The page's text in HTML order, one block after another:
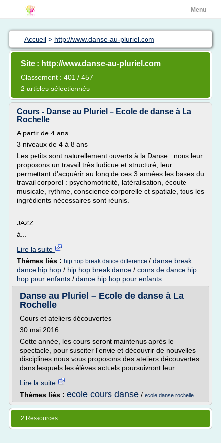
Menu
Accueil > http://www.danse-au-pluriel.com
Site : http://www.danse-au-pluriel.com
Classement : 401 / 457
2 articles sélectionnés
Cours - Danse au Pluriel – Ecole de danse à La
Rochelle
A partir de 4 ans
3 niveaux de 4 à 8 ans
Les petits sont naturellement ouverts à la Danse : nous leur
proposons un travail très ludique et structuré, leur
permettant d'acquérir au long de ces 3 années les bases du
travail corporel : psychomotricité, latéralisation, écoute
musicale, rythme, conscience corporelle et spatiale, tous les
ingrédients nécessaires sont réunis.
JAZZ
à...
Lire la suite
Thèmes liés : hip hop break dance difference / danse break
dance hip hop / hip hop break dance / cours de dance hip
hop pour enfants / dance hip hop pour enfants
Danse au Pluriel – Ecole de danse à La
Rochelle
Cours et ateliers découvertes
30 mai 2016
Cette année, les cours seront maintenus après le
spectacle, pour susciter l'envie et découvrir de nouvelles
disciplines nous vous proposons des ateliers découvertes
dans lesquels les élèves actuels poursuivront leur...
Lire la suite
Thèmes liés : ecole cours danse / ecole danse rochelle
2 Ressources